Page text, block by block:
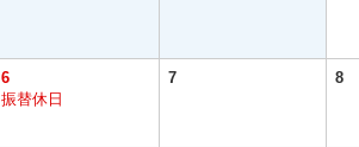
6
振替休日
7 8